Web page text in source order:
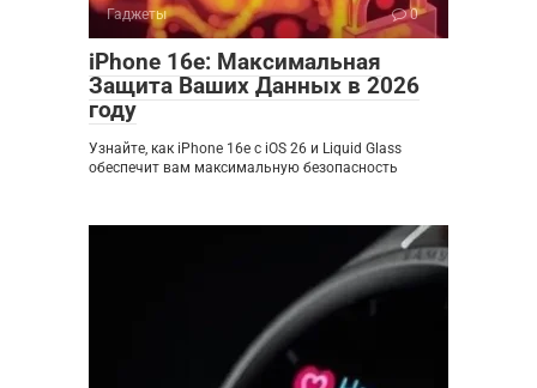
Гаджеты 0
iPhone 16e: Максимальная
Защита Ваших Данных в 2026
году
Узнайте, как iPhone 16e с iOS 26 и Liquid Glass
обеспечит вам максимальную безопасность